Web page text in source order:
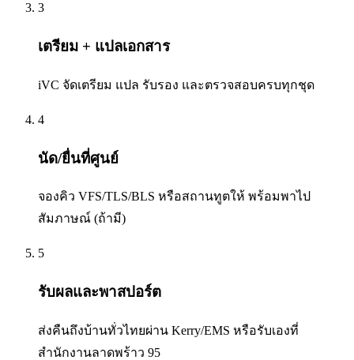
3
เตรียม + แปลเอกสาร
iVC จัดเตรียม แปล รับรอง และตรวจสอบครบทุกชุด
4
นัด/ยื่นที่ศูนย์
จองคิว VFS/TLS/BLS หรือสถานทูตให้ พร้อมพาไป
สัมภาษณ์ (ถ้ามี)
5
รับผลและพาสปอร์ต
ส่งคืนถึงบ้านทั่วไทยผ่าน Kerry/EMS หรือรับเองที่
สำนักงานลาดพร้าว 95